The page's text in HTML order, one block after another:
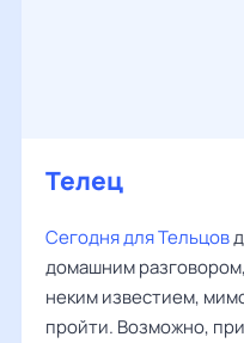
Телец
Сегодня для Тельцов
домашним
неким известием,
пройти. Возможно,